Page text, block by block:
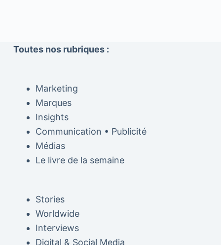
Toutes nos rubriques :
Marketing
Marques
Insights
Communication • Publicité
Médias
Le livre de la semaine
Stories
Worldwide
Interviews
Digital & Social Media